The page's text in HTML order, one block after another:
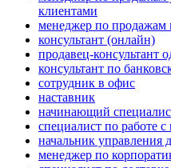
клиентами
менеджер по продажам
консультант (онлайн)
продавец-консультант
консультант по
сотрудник в офис
наставник
начинающий
специалист по работе с
начальник управления
менеджер по